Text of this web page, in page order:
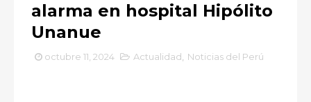
alarma en hospital Hipólito
Unanue
octubre 11, 2024 Actualidad Noticias del Perú